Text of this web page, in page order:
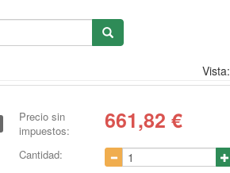
Vista:
Precio sin
impuestos:
661,82 €
Cantidad: